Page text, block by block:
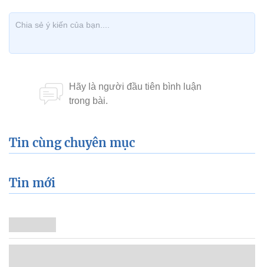
Tin cùng chuyên mục
Tin mới